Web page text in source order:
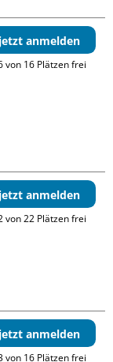
jetzt anmelden
von 16 Plätzen frei
jetzt anmelden
von 22 Plätzen frei
jetzt anmelden
von 16 Plätzen frei